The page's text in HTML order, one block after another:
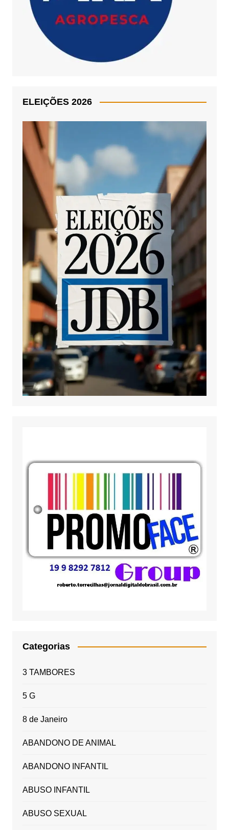
ELEIÇÕES 2026
Categorias
3 TAMBORES
5 G
8 de Janeiro
ABANDONO DE ANIMAL
ABANDONO INFANTIL
ABUSO INFANTIL
ABUSO SEXUAL